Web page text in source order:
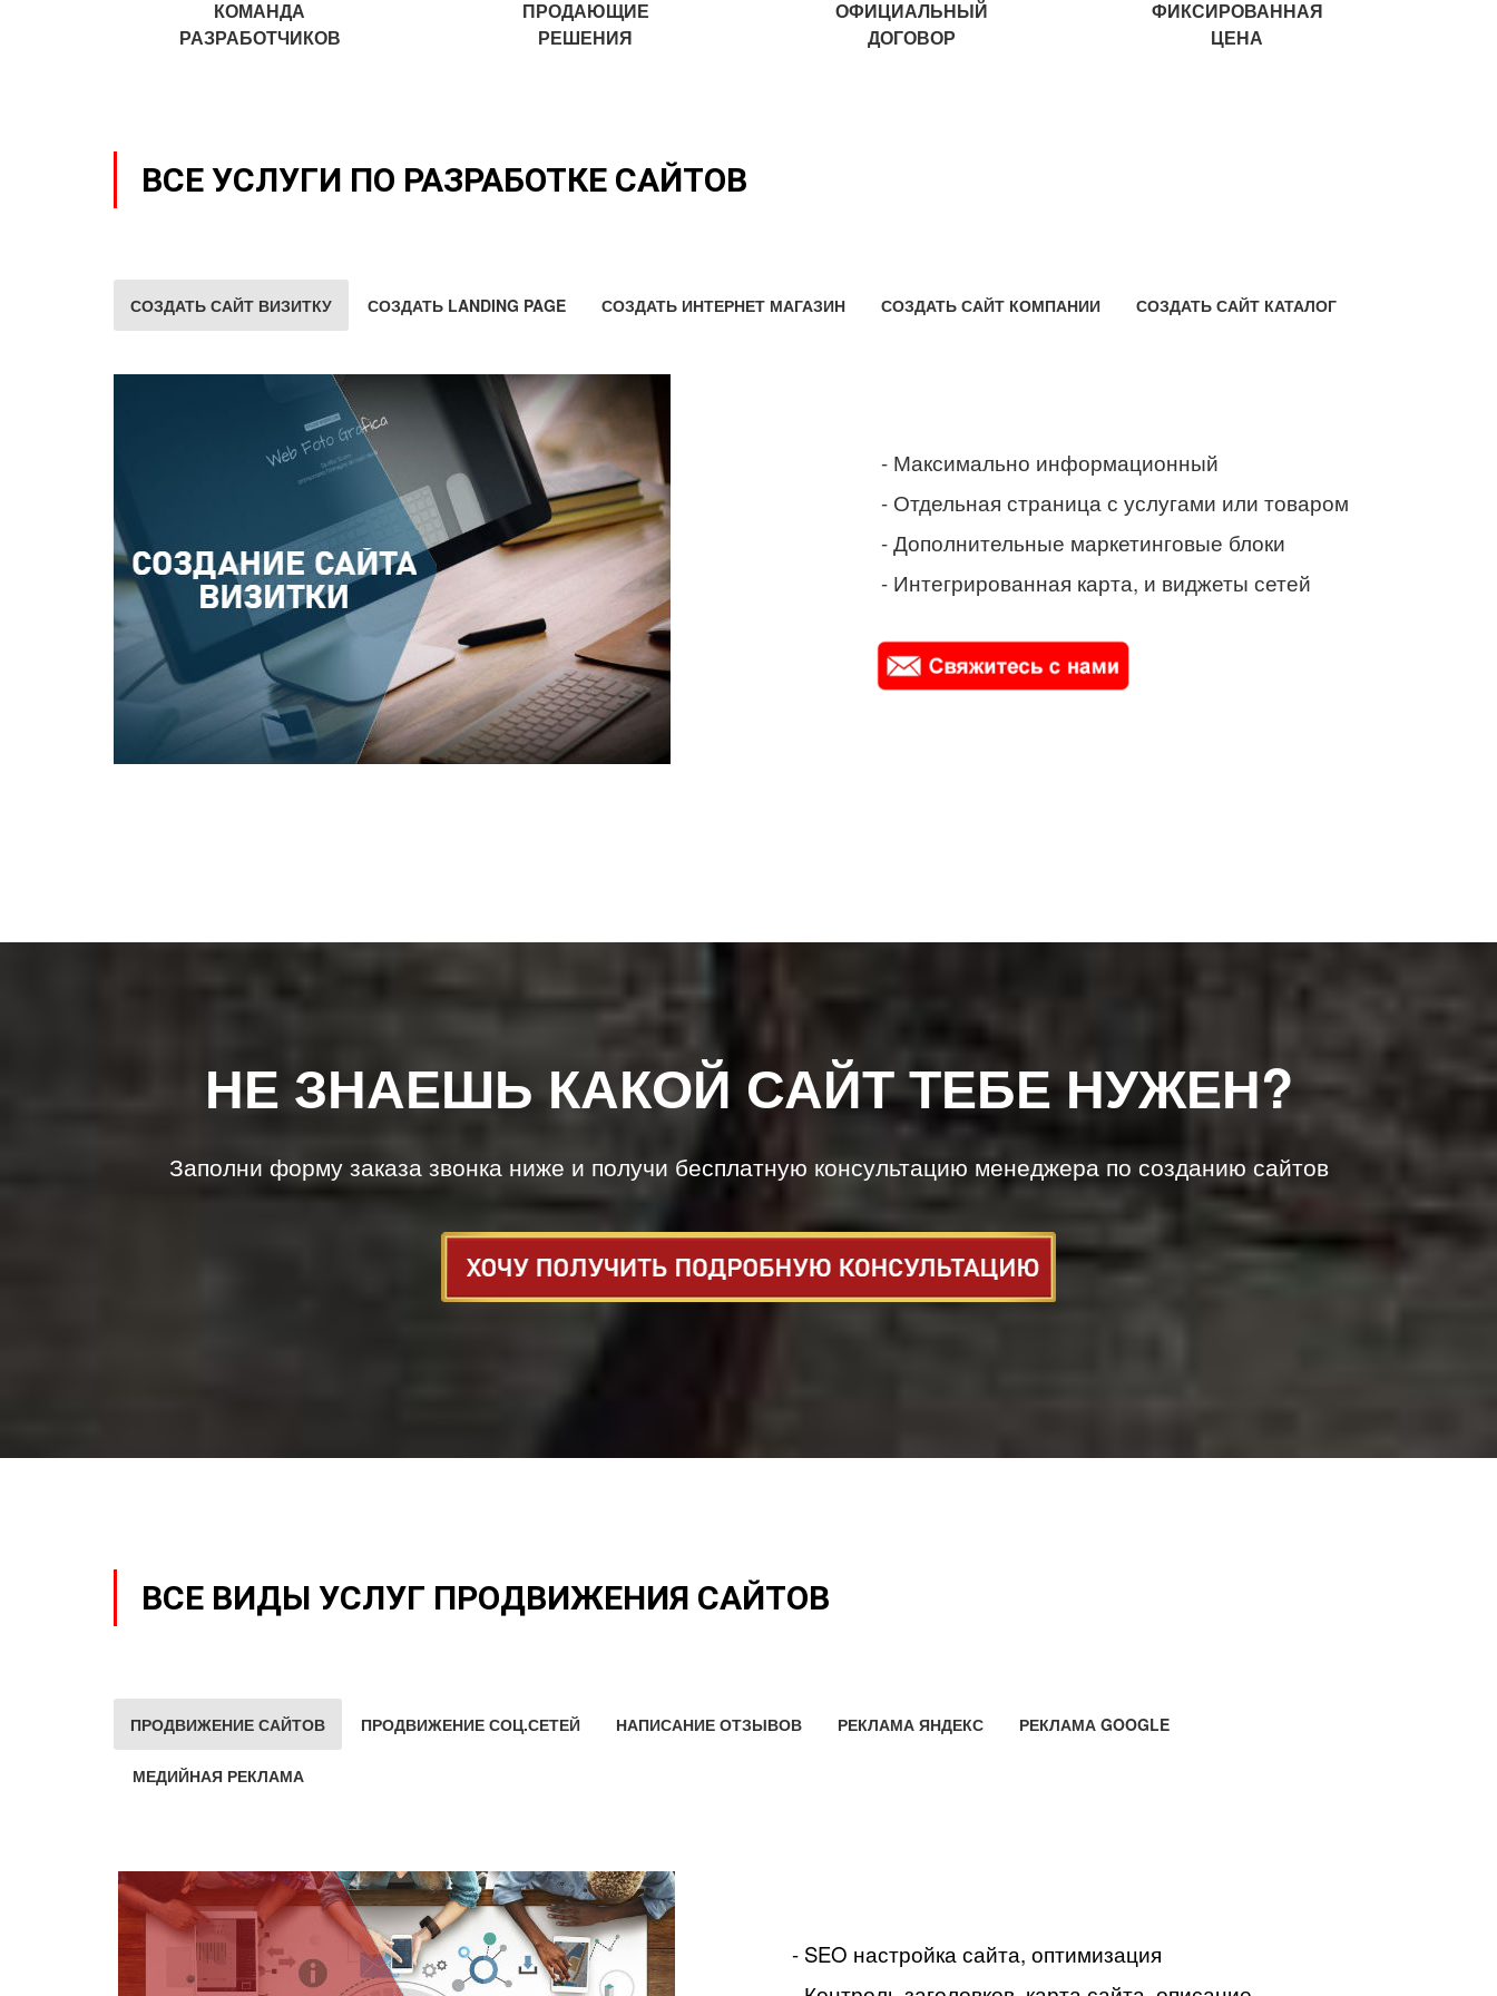
КОМАНДА
РАЗРАБОТЧИКОВ
ПРОДАЮЩИЕ
РЕШЕНИЯ
ОФИЦИАЛЬНЫЙ
ДОГОВОР
ФИКСИРОВАННАЯ
ЦЕНА
ВСЕ УСЛУГИ ПО РАЗРАБОТКЕ САЙТОВ
СОЗДАТЬ САЙТ ВИЗИТКУ СОЗДАТЬ LANDING PAGE СОЗДАТЬ ИНТЕРНЕТ МАГАЗИН СОЗДАТЬ САЙТ КОМПАНИИ СОЗДАТЬ САЙТ КАТАЛОГ
- Максимально информационный
- Отдельная страница с услугами или товаром
- Дополнительные маркетинговые блоки
- Интегрированная карта, и виджеты сетей
НЕ ЗНАЕШЬ КАКОЙ САЙТ ТЕБЕ НУЖЕН?
Заполни форму заказа звонка ниже и получи бесплатную консультацию менеджера по созданию сайтов
ВСЕ ВИДЫ УСЛУГ ПРОДВИЖЕНИЯ САЙТОВ
ПРОДВИЖЕНИЕ САЙТОВ ПРОДВИЖЕНИЕ СОЦ.СЕТЕЙ НАПИСАНИЕ ОТЗЫВОВ РЕКЛАМА ЯНДЕКС РЕКЛАМА GOOGLE
МЕДИЙНАЯ РЕКЛАМА
- SEO настройка сайта, оптимизация